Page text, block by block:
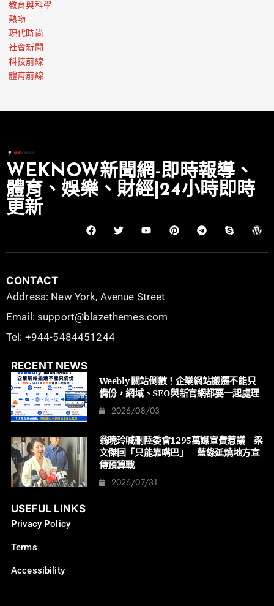
教育與科學
熱吻
現代時尚
社會新聞
科技前線
體育前線
WEKNOW新聞網-即時報導、
體育、娛樂、財經|24小時即時
更新
CONTACT
Address: New York, Avenue Street
Email: support@blazethemes.com
Tel: +944-5484451244
RECENT NEWS
Weebly 關站倒數！企業網站搬遷不能只
備份，網域、SEO與新官網都要一起處理
2026/08/03
翁曉玲喊刪陸委會1295萬媒宣費惹議 梁
文傑回「只能靠嘴巴」 藍綠延燒地方宣
傳預算戰
2026/07/31
USEFUL LINKS
Privacy Policy
Terms
Accessibility